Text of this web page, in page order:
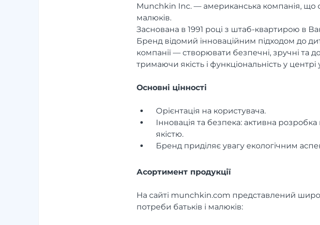
Munchkin Inc. — американська компанія, що
малюків.
Заснована в 1991 році з штаб-квартирою в
Бренд відомий інноваційним підходом до
компанії — створювати безпечні, зручні та
тримаючи якість і функціональність у центрі
Основні цінності
Орієнтація на користувача.
Інновація та безпека: активна
якістю.
Бренд приділяє увагу екологічним
Асортимент продукції
На сайті munchkin.com представлений
потреби батьків і малюків: